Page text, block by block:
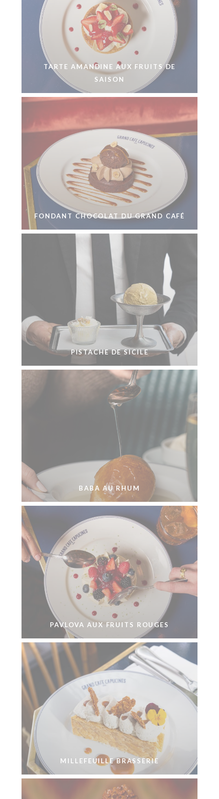
TARTE AMANDINE AUX FRUITS DE
SAISON
FONDANT CHOCOLAT DU GRAND CAFÉ
PISTACHE DE SICILE
BABA AU RHUM
PAVLOVA AUX FRUITS ROUGES
MILLEFEUILLE BRASSERIE